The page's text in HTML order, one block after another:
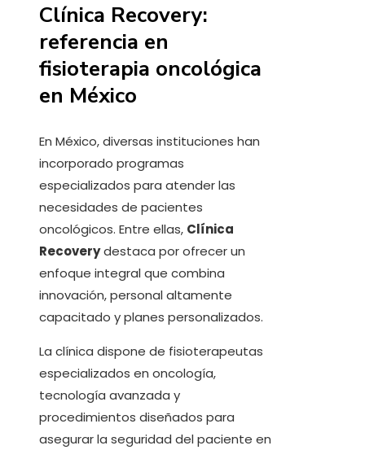
Clínica Recovery:
referencia en
fisioterapia oncológica
en México
En México, diversas instituciones han
incorporado programas
especializados para atender las
necesidades de pacientes
oncológicos. Entre ellas, Clínica
Recoverydestaca por ofrecer un
enfoque integral que combina
innovación, personal altamente
capacitado y planes personalizados.
La clínica dispone de fisioterapeutas
especializados en oncología,
tecnología avanzada y
procedimientos diseñados para
asegurar la seguridad del paciente en